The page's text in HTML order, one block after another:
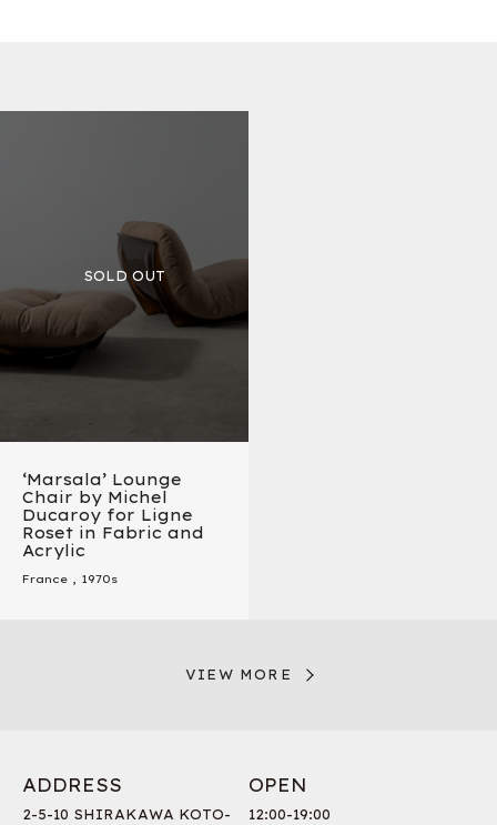
‘Marsala’ Lounge
Chair by Michel
Ducaroy for Ligne
Roset in Fabric and
Acrylic
France , 1970s
VIEW MORE
ADDRESS
2-5-10 SHIRAKAWA KOTO-
OPEN
12:00-19:00